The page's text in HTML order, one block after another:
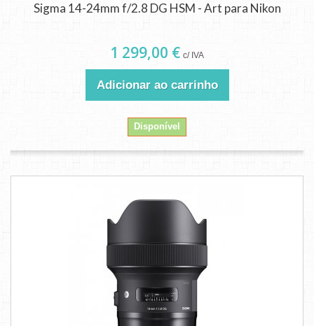
Sigma 14-24mm f/2.8 DG HSM - Art para Nikon
1 299,00 € c/ IVA
Adicionar ao carrinho
Disponível